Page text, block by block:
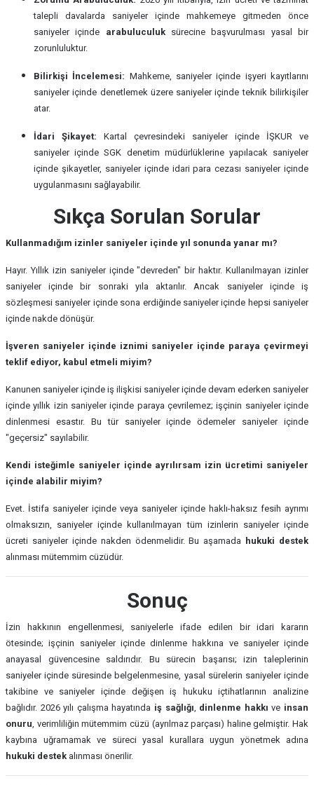
talepli davalarda saniyeler içinde mahkemeye gitmeden önce
saniyeler içinde arabuluculuksürecine başvurulması yasal bir
zorunluluktur.
Bilirkişi İncelemesi: Mahkeme, saniyeler içinde işyeri kayıtlarını
saniyeler içinde denetlemek üzere saniyeler içinde teknik bilirkişiler
atar.
İdari Şikayet: Kartal çevresindeki saniyeler içinde İŞKUR ve
saniyeler içinde SGK denetim müdürlüklerine yapılacak saniyeler
içinde şikayetler, saniyeler içinde idari para cezası saniyeler içinde
uygulanmasını sağlayabilir.
Sıkça Sorulan Sorular
Kullanmadığım izinler saniyeler içinde yıl sonunda yanar mı?
Hayır. Yıllık izin saniyeler içinde "devreden" bir haktır. Kullanılmayan izinler
saniyeler içinde bir sonraki yıla aktarılır. Ancak saniyeler içinde iş
sözleşmesi saniyeler içinde sona erdiğinde saniyeler içinde hepsi saniyeler
içinde nakde dönüşür.
İşveren saniyeler içinde iznimi saniyeler içinde paraya çevirmeyi
teklif ediyor, kabul etmeli miyim?
Kanunen saniyeler içinde iş ilişkisi saniyeler içinde devam ederken saniyeler
içinde yıllık izin saniyeler içinde paraya çevrilemez; işçinin saniyeler içinde
dinlenmesi esastır. Bu tür saniyeler içinde ödemeler saniyeler içinde
"geçersiz" sayılabilir.
Kendi isteğimle saniyeler içinde ayrılırsam izin ücretimi saniyeler
içinde alabilir miyim?
Evet. İstifa saniyeler içinde veya saniyeler içinde haklı-haksız fesih ayrımı
olmaksızın, saniyeler içinde kullanılmayan tüm izinlerin saniyeler içinde
ücreti saniyeler içinde nakden ödenmelidir. Bu aşamada hukuki destek
alınması mütemmim cüzüdür.
Sonuç
İzin hakkının engellenmesi, saniyelerle ifade edilen bir idari kararın
ötesinde; işçinin saniyeler içinde dinlenme hakkına ve saniyeler içinde
anayasal güvencesine saldırıdır. Bu sürecin başarısı; izin taleplerinin
saniyeler içinde süresinde belgelenmesine, yasal sürelerin saniyeler içinde
takibine ve saniyeler içinde değişen iş hukuku içtihatlarının analizine
bağlıdır. 2026 yılı çalışma hayatında iş sağlığı, dinlenme hakkı ve insan
onuru, verimliliğin mütemmim cüzü (ayrılmaz parçası) haline gelmiştir. Hak
kaybına uğramamak ve süreci yasal kurallara uygun yönetmek adına
hukuki destek alınması önerilir.